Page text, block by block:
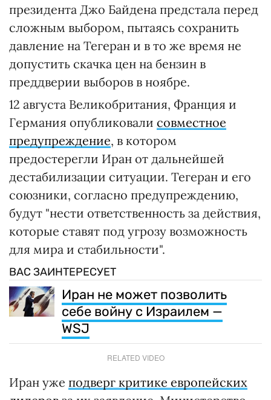
президента Джо Байдена предстала перед
сложным выбором, пытаясь сохранить
давление на Тегеран и в то же время не
допустить скачка цен на бензин в
преддверии выборов в ноябре.
12 августа Великобритания, Франция и
Германия опубликовали совместное
предупреждение, в котором
предостерегли Иран от дальнейшей
дестабилизации ситуации. Тегеран и его
союзники, согласно предупреждению,
будут "нести ответственность за действия,
которые ставят под угрозу возможность
для мира и стабильности".
ВАС ЗАИНТЕРЕСУЕТ
Иран не может позволить
себе войну с Израилем —
WSJ
RELATED VIDEO
Иран уже подверг критике европейских